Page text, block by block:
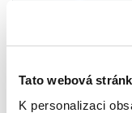
Tato webová
K personalizaci